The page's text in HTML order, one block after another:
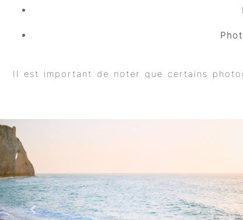
Il est important de noter que certains